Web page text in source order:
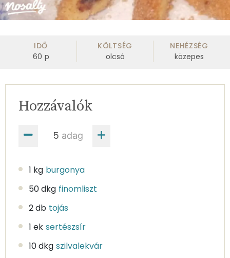
IDŐ
60 p
KÖLTSÉG
olcsó
NEHÉZSÉG
közepes
adag
Hozzávalók
1 kg burgonya
50 dkg finomliszt
2 db tojás
1 ek sertészsír
10 dkg szilvalekvár